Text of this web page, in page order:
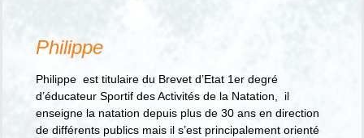
Philippe
Philippe est titulaire du Brevet d’Etat 1er degré
d’éducateur Sportif des Activités de la Natation, il
enseigne la natation depuis plus de 30 ans en direction
de différents publics mais il s’est principalement orienté